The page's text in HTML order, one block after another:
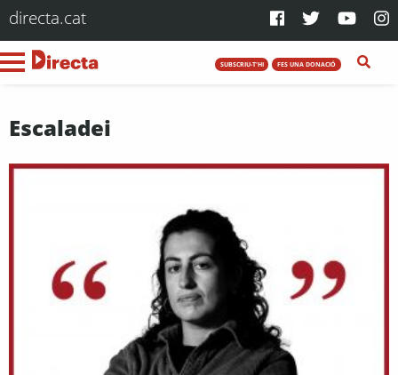
directa.cat
SUBSCRIU-T'HI FES UNA DONACIÓ
Escaladei